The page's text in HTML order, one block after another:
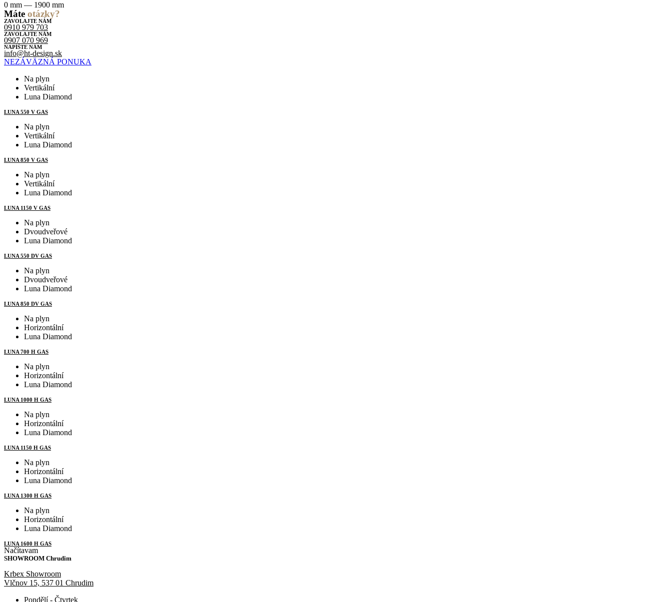
0 mm — 1900 mm
Máte otázky?
ZAVOLAJTE NÁM
0910 979 703
ZAVOLAJTE NÁM
0907 070 969
NAPÍŠTE NÁM
info@ht-design.sk
NEZÁVÄZNÁ PONUKA
Na plyn
Vertikální
Luna Diamond
LUNA 550 V GAS
Na plyn
Vertikální
Luna Diamond
LUNA 850 V GAS
Na plyn
Vertikální
Luna Diamond
LUNA 1150 V GAS
Na plyn
Dvoudveřové
Luna Diamond
LUNA 550 DV GAS
Na plyn
Dvoudveřové
Luna Diamond
LUNA 850 DV GAS
Na plyn
Horizontální
Luna Diamond
LUNA 700 H GAS
Na plyn
Horizontální
Luna Diamond
LUNA 1000 H GAS
Na plyn
Horizontální
Luna Diamond
LUNA 1150 H GAS
Na plyn
Horizontální
Luna Diamond
LUNA 1300 H GAS
Na plyn
Horizontální
Luna Diamond
LUNA 1600 H GAS
Načítavam
SHOWROOM Chrudim
Krbex Showroom
Vlčnov 15, 537 01 Chrudim
Pondělí - Čtvrtek